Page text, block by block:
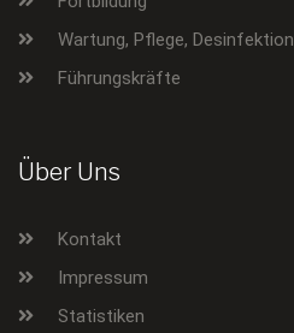
Wartung, Pflege, Desinfektion
Führungskräfte
Über Uns
Kontakt
Impressum
Statistiken